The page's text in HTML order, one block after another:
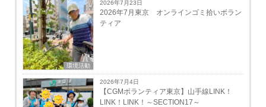
環境活動
2026年7月23日
2026年7月東京 オンラインゴミ拾いボラン
ティア
2026年7月4日
【CGMボランティア東京】山手線LINK！
LINK！LINK！～SECTION17～